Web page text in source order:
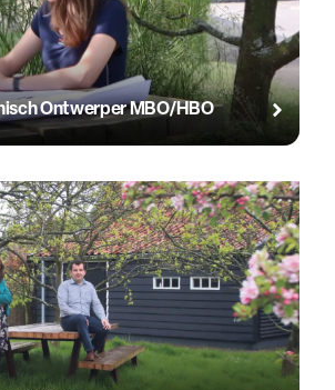
Ontwerper MBO/HBO